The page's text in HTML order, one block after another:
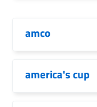
amco
america's cup